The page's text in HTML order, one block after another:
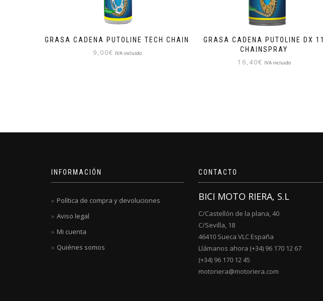
GRASA CADENA PUTOLINE TECH CHAIN
9,00€ IVA incluido
GRASA CADENA PUTOLINE DX 11
CHAINSPRAY
16,40€ IVA incluido
INFORMACIÓN
Política de compra y devoluciones
Aviso legal
Mi cuenta
Quiénes somos
CONTACTO
BICI MOTO RIERA, S.L
C/Castellón de la plana, 40
C/Sevilla, 18
46410 Sueca VLC España
Llámanos ahora (+34) 96 170 12 67
(+34) 96 170 12 45
motoriera@motoriera.com